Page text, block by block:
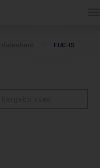
FUCHS